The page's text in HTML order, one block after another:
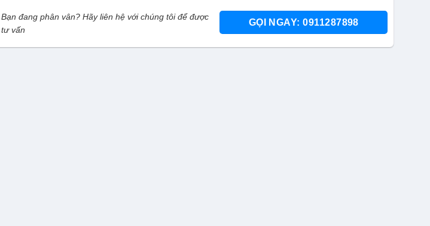
Bạn đang phân vân? Hãy liên hệ với chúng tôi để được
tư vấn
GỌI NGAY: 0911287898